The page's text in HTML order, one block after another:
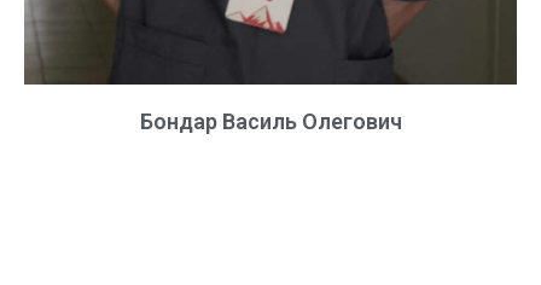
Бондар Василь Олегович